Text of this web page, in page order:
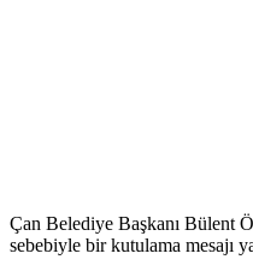
Çan Belediye Başkanı Bülent
sebebiyle bir kutulama mesajı